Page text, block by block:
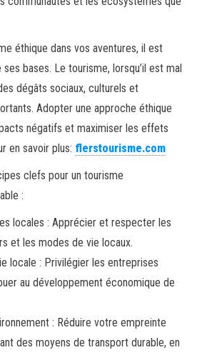
éthique dans vos aventures, il est
bases. Le tourisme, lorsqu’il est mal
dégâts sociaux, culturels et
Adopter une approche éthique
négatifs et maximiser les effets
en savoir plus: flerstourisme.com
clefs pour un tourisme
:
locales : Apprécier et respecter les
et les modes de vie locaux.
locale : Privilégier les entreprises
au développement économique de
: Réduire votre empreinte
des moyens de transport durable, en